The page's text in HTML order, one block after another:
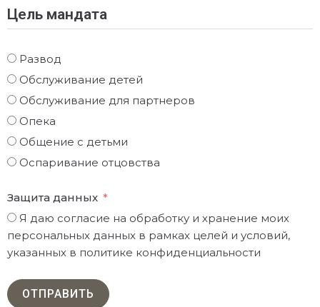
Цель мандата
Развод
Обслуживание детей
Обслуживание для партнеров
Опека
Общение с детьми
Оспаривание отцовства
Защита данных
Я даю согласие на обработку и хранение моих
персональных данных в рамках целей и условий,
указанных в политике конфиденциальности
ОТПРАВИТЬ